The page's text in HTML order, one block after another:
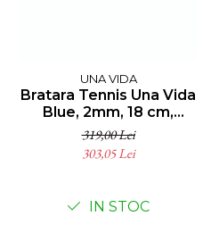
UNA VIDA
Bratara Tennis Una Vida
Blue, 2mm, 18 cm,
Argint 925
319,00 Lei
303,05 Lei
IN STOC